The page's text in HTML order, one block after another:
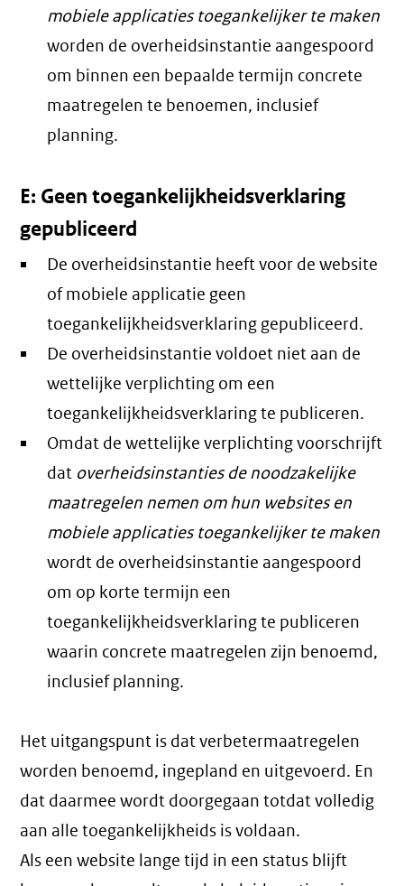
mobiele applicaties toegankelijker te maken
worden de overheidsinstantie aangespoord
om binnen een bepaalde termijn concrete
maatregelen te benoemen, inclusief
planning.
E: Geen toegankelijkheidsverklaring
gepubliceerd
De overheidsinstantie heeft voor de website
of mobiele applicatie geen
toegankelijkheidsverklaring gepubliceerd.
De overheidsinstantie voldoet niet aan de
wettelijke verplichting om een
toegankelijkheidsverklaring te publiceren.
Omdat de wettelijke verplichting voorschrijft
dat overheidsinstanties de noodzakelijke
maatregelen nemen om hun websites en
mobiele applicaties toegankelijker te maken
wordt de overheidsinstantie aangespoord
om op korte termijn een
toegankelijkheidsverklaring te publiceren
waarin concrete maatregelen zijn benoemd,
inclusief planning.
Het uitgangspunt is dat verbetermaatregelen
worden benoemd, ingepland en uitgevoerd. En
dat daarmee wordt doorgegaan totdat volledig
aan alle toegankelijkheids is voldaan.
Als een website lange tijd in een status blijft